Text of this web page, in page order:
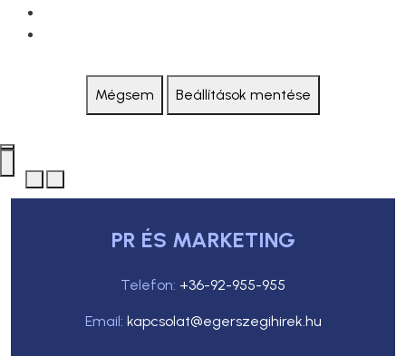
Mégsem Beállítások mentése
PR ÉS MARKETING
Telefon: +36-92-955-955
Email: kapcsolat@egerszegihirek.hu